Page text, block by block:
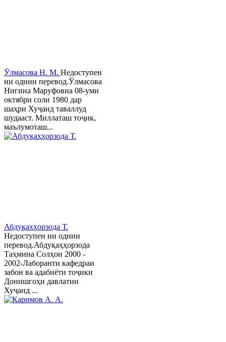
Ӯлмасова Н. М. Недоступен
ни однин перевод.Ӯлмасова
Нигина Маруфовна 08-уми
октябри соли 1980 дар
шаҳри Хуҷанд таваллуд
шудааст. Миллаташ тоҷик,
маълумоташ...
Абдуқаҳҳорзода Т.
Недоступен ни однин
перевод.Абдуқаҳҳорзода
Таҳмина Солҳои 2000 -
2002-Лаборанти кафедраи
забон ва адабиёти тоҷики
Донишгоҳи давлатии
Хуҷанд ...